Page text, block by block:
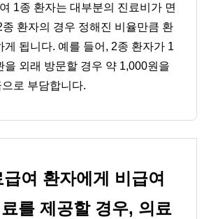
1종 환자는 대부분의 진료비가 면
환자의 경우 정해진 비율만큼 환
게 됩니다. 예를 들어, 2종 환자가 1
을 외래 방문할 경우 약 1,000원을
로 부담합니다.
급여 환자에게 비급여
를 제공할 경우, 의료